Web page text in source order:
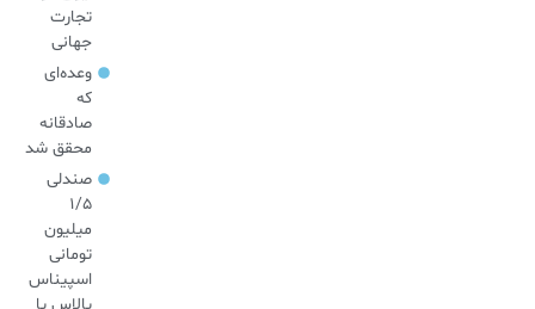
تجارت
جهانی
وعده‌ای
که
صادقانه
محقق شد
صندلی
۱/۵
میلیون
تومانی
اسپیناس